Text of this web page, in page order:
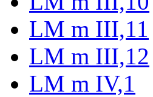
LM m III,11
LM m III,12
LM m IV,1